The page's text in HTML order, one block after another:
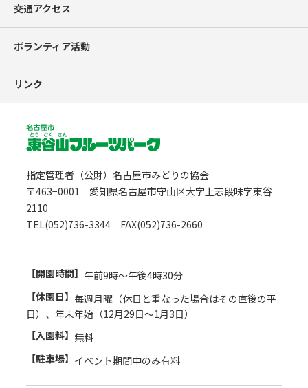
交通アクセス
ボランティア活動
リンク
指定管理者（公財）名古屋市みどりの協会
〒463−0001 愛知県名古屋市守山区大字上志段味字東谷
2110
TEL(052)736-3344 FAX(052)736-2660
【開園時間】 午前9時～午後4時30分
【休園日】 毎週月曜（休日と重なった場合はその直後の平
日）、年末年始（12月29日～1月3日）
【入園料】 無料
【駐車場】 イベント期間中のみ有料